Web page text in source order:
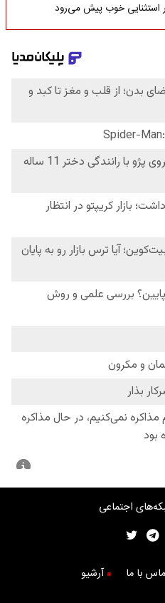
استثنایی خوب پیش می‌رود
اجتماعی
با ما آرشیو